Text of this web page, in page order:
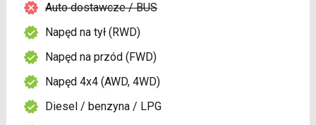
Auto dostawcze / BUS
Napęd na tył (RWD)
Napęd na przód (FWD)
Napęd 4x4 (AWD, 4WD)
Diesel / benzyna / LPG